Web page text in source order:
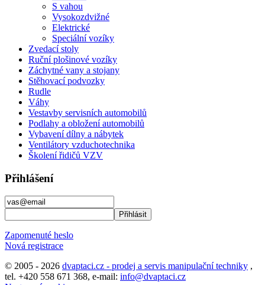
S vahou
Vysokozdvižné
Elektrické
Speciální vozíky
Zvedací stoly
Ruční plošinové vozíky
Záchytné vany a stojany
Stěhovací podvozky
Rudle
Váhy
Vestavby servisních automobilů
Podlahy a obložení automobilů
Vybavení dílny a nábytek
Ventilátory vzduchotechnika
Školení řidičů VZV
Přihlášení
Zapomenuté heslo
Nová registrace
© 2005 - 2026 dvaptaci.cz - prodej a servis manipulační techniky ,
tel. +420 558 671 368, e-mail: info@dvaptaci.cz